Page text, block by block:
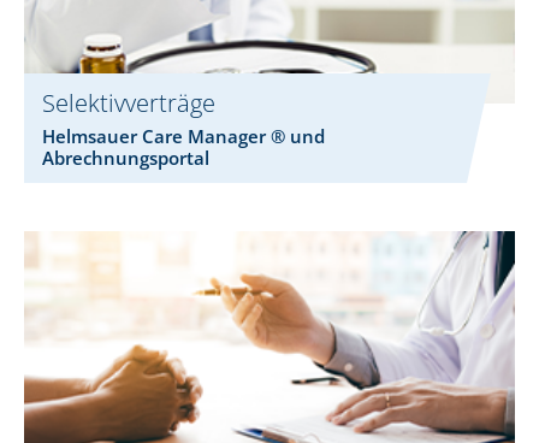
Selektivverträge
Helmsauer Care Manager ® und
Abrechnungsportal